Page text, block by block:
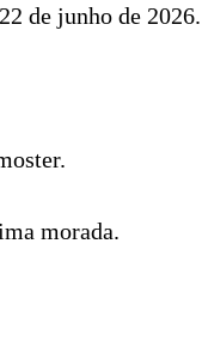
de junho de 2026.
morada.